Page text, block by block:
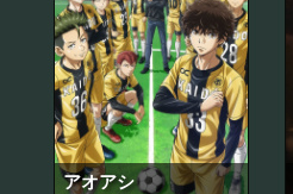
アオアシ